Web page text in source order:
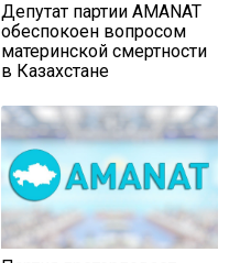
Депутат партии AMANAT
обеспокоен вопросом
материнской смертности
в Казахстане